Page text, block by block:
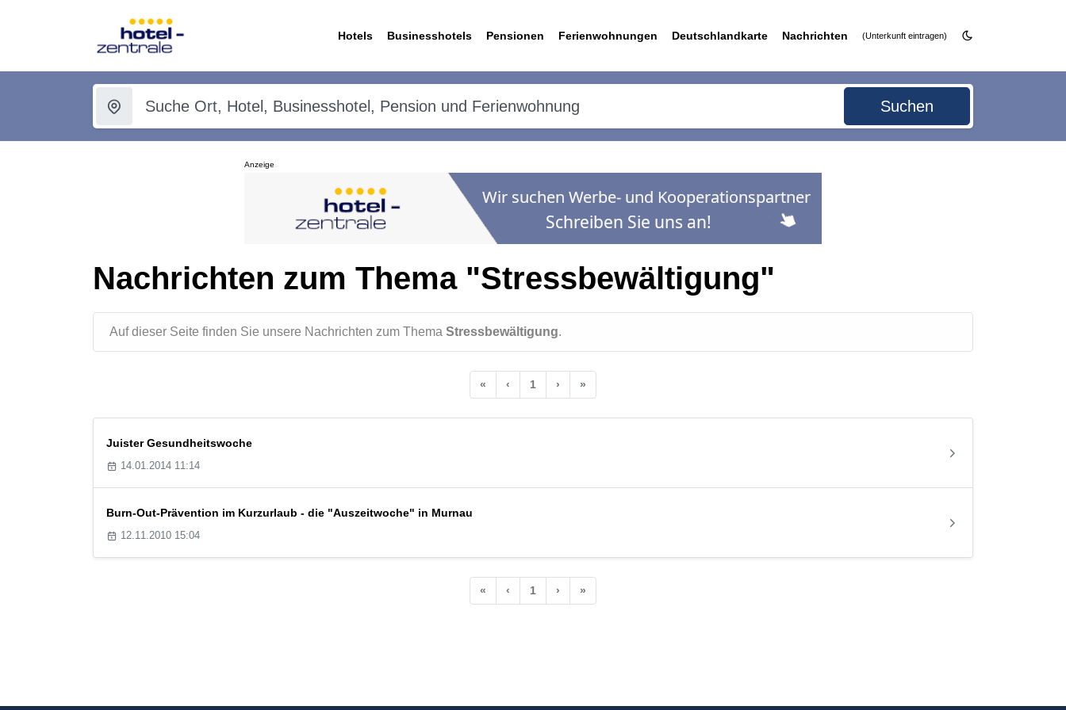
Hotels Businesshotels Pensionen Ferienwohnungen Deutschlandkarte Nachrichten (Unterkunft eintragen)
Suchen
Anzeige
Nachrichten zum Thema "Stressbewältigung"
Auf dieser Seite finden Sie unsere Nachrichten zum Thema Stressbewältigung.
« ‹ 1 › »
Juister Gesundheitswoche
14.01.2014 11:14
Burn-Out-Prävention im Kurzurlaub - die "Auszeitwoche" in Murnau
12.11.2010 15:04
« ‹ 1 › »